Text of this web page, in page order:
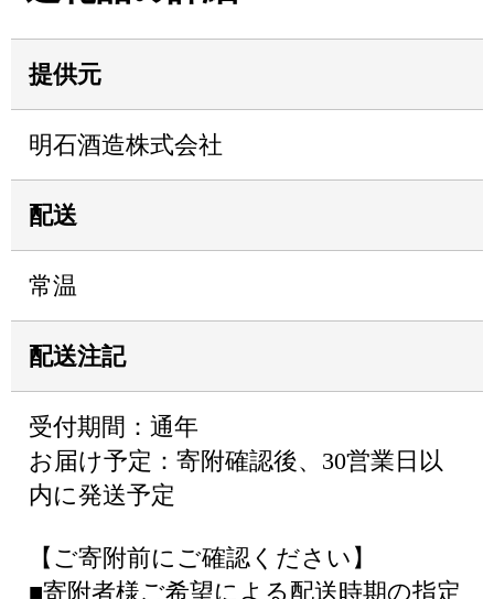
提供元
明石酒造株式会社
配送
常温
配送注記
受付期間：通年
お届け予定：寄附確認後、30営業日以
内に発送予定
【ご寄附前にご確認ください】
■寄附者様ご希望による配送時期の指定